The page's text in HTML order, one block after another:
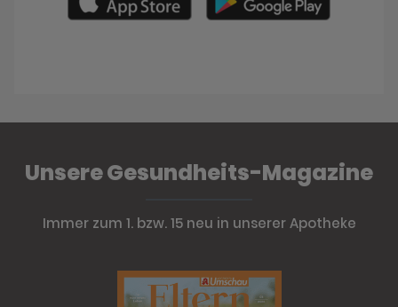
Unsere Gesundheits-Magazine
Immer zum 1. bzw. 15 neu in unserer Apotheke